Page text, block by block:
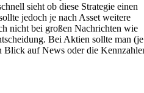
sieht ob diese Strategie einen
jedoch je nach Asset weitere
nicht bei großen Nachrichten wie
Bei Aktien sollte man (je
Blick auf News oder die